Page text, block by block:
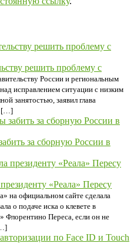
решить проблему с
России и региональным
исправлением ситуации с низким
занятостью, заявил глава
[…]
за сборную России в
«Реала» Пересу
на официальном сайте сделала
о подаче иска о клевете в
Флорентино Переса, если он не